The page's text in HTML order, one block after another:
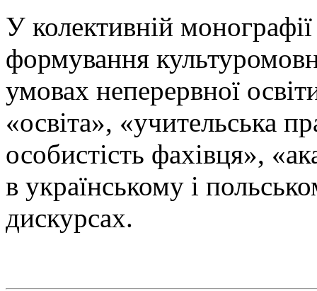
У колективній
формування
умовах неперервної
«освіта», «учительська
особистість фахівця»,
в українському і
дискурсах.